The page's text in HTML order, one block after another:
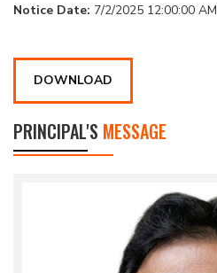
Notice Date: 7/2/2025 12:00:00 AM
DOWNLOAD
PRINCIPAL'S MESSAGE